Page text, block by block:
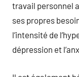
travail personnel
ses propres
l’intensité de
dépression et